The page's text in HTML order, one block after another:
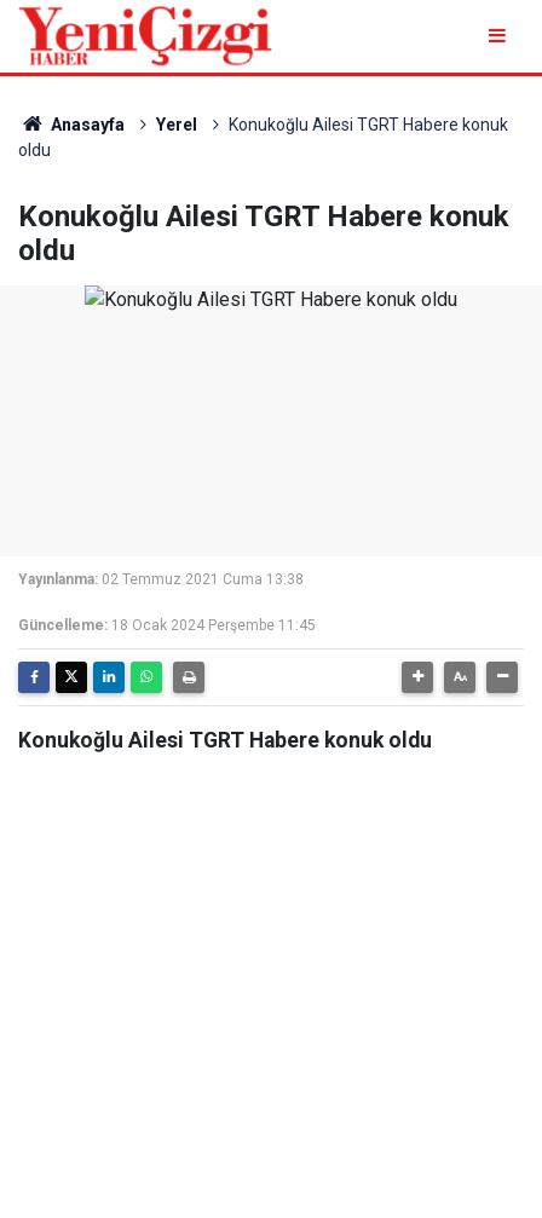
Anasayfa Yerel
Konukoğlu Ailesi TGRT Habere konuk
oldu
Konukoğlu Ailesi TGRT Habere konuk
oldu
Yayınlanma: 02 Temmuz 2021 Cuma 13:38
Güncelleme: 18 Ocak 2024 Perşembe 11:45
Konukoğlu Ailesi TGRT Habere konuk oldu